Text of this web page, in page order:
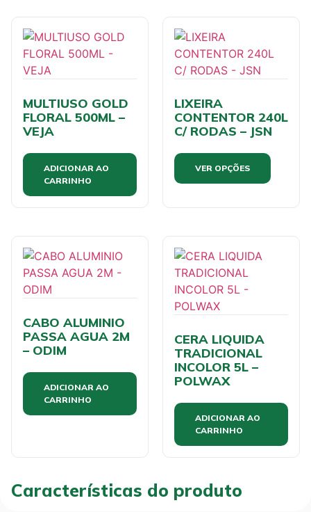
MULTIUSO GOLD
FLORAL 500ML –
VEJA
ADICIONAR AO
CARRINHO
LIXEIRA
CONTENTOR 240L
C/ RODAS – JSN
VER OPÇÕES
CABO ALUMINIO
PASSA AGUA 2M
– ODIM
ADICIONAR AO
CARRINHO
CERA LIQUIDA
TRADICIONAL
INCOLOR 5L –
POLWAX
ADICIONAR AO
CARRINHO
Características do produto